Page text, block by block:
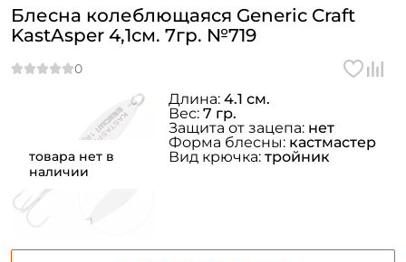
товара нет в
наличии
Блесна колеблющаяся Generic Craft
KastAsper 4,1см. 7гр. №719
Длина: 4.1 см.
Вес: 7 гр.
Защита от зацепа: нет
Форма блесны: кастмастер
Вид крючка: тройник